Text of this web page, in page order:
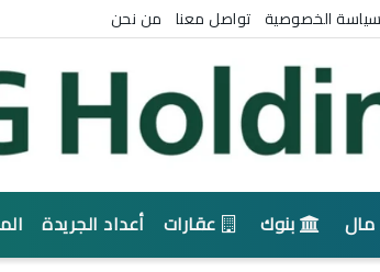
سياسة الخصوصية تواصل معنا من نحن
بنوك عقارات أعداد الجريدة